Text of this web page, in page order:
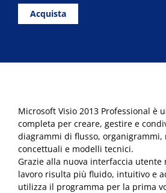
era:
Acquista
Microsoft Visio 2013 Professional è
completa per creare, gestire e
diagrammi di flusso, organigrammi,
concettuali e modelli tecnici.
Grazie alla nuova interfaccia utente
lavoro risulta più fluido, intuitivo e
utilizza il programma per la prima